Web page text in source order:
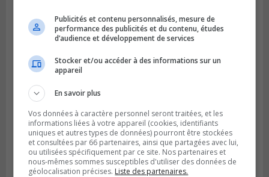
BOUCHERVILLE
Publié le 27 juillet 2026 à 19h58
Metro prend les moyens pour protéger son
personnel cadre
Publicités et contenu personnalisés, mesure de
performance des publicités et du contenu, études
d’audience et développement de services
Stocker et/ou accéder à des informations sur un
appareil
En savoir plus
Vos données à caractère personnel seront traitées, et les
informations liées à votre appareil (cookies, identifiants
uniques et autres types de données) pourront être stockées
et consultées par 66 partenaires, ainsi que partagées avec lui,
ou utilisées spécifiquement par ce site. Nos partenaires et
nous-mêmes sommes susceptibles d'utiliser des données de
géolocalisation précises. Liste des partenaires.